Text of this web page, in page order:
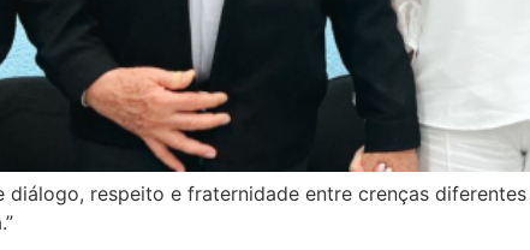
diálogo, respeito e fraternidade entre crenças